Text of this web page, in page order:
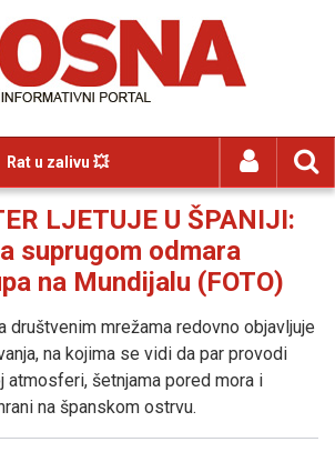
Rat u zalivu 💥
LJETUJE U ŠPANIJI:
suprugom odmara
na Mundijalu (FOTO)
društvenim mrežama redovno objavljuje
na kojima se vidi da par provodi
atmosferi, šetnjama pored mora i
na španskom ostrvu.